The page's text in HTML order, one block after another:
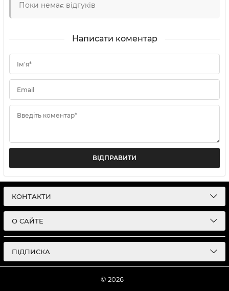
Поки немає відгуків
Написати коментар
Ім'я*
Email
Введіть коментар*
ВІДПРАВИТИ
КОНТАКТИ
О САЙТЕ
ПІДПИСКА
© 2026